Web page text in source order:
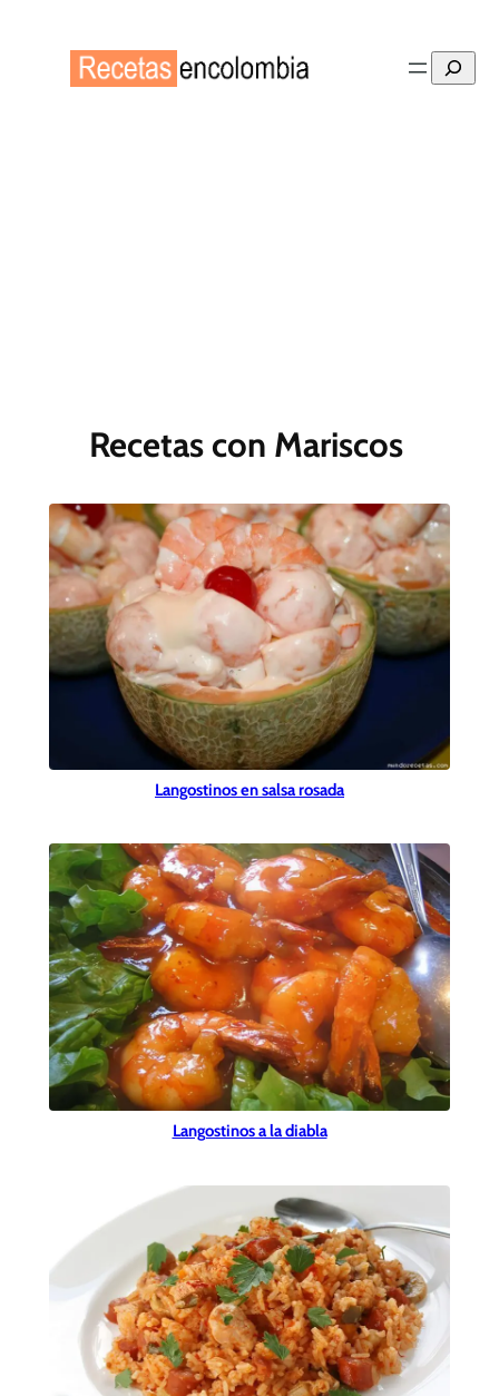
contenido
Buscar
Recetas con Mariscos
Langostinos en salsa rosada
Langostinos a la diabla